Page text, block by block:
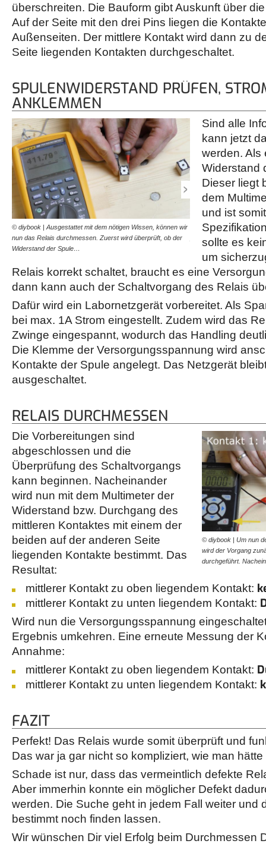
überschreiten. Die Bauform gibt Auskunft über
Auf der Seite mit den drei Pins liegen die
Außenseiten. Der mittlere Kontakt wird dann zu
Seite liegenden Kontakten durchgeschaltet.
SPULENWIDERSTAND PRÜFEN,
ANKLEMMEN
© diybook | Ausgestattet mit dem nötigen Wissen, können wir
nun das Relais durchmessen. Zuerst wird überprüft, ob der
Widerstand der Spule…
© diybook | Als nächstes
prüfen. Dazu muss eine
werden, die über ein…
Sind alle
kann jetzt
werden. Als
Widerstand
Dieser liegt
dem
und ist
sollte es
um
Relais korrekt schaltet, braucht es eine
dann kann auch der Schaltvorgang des Relais
Dafür wird ein Labornetzgerät vorbereitet. Als
bei max. 1A Strom eingestellt. Zudem wird das
Zwinge eingespannt, wodurch das Handling
Die Klemme der Versorgungsspannung wird
Kontakte der Spule angelegt. Das Netzgerät
ausgeschaltet.
RELAIS DURCHMESSEN
© diybook | Um nun
wird der Vorgang
durchgeführt.
Die Vorbereitungen sind
abgeschlossen und die
Überprüfung des Schaltvorgangs
kann beginnen. Nacheinander
wird nun mit dem Multimeter der
Widerstand bzw. Durchgang des
mittleren Kontaktes mit einem der
beiden auf der anderen Seite
liegenden Kontakte bestimmt. Das
Resultat:
mittlerer Kontakt zu oben liegendem Kontakt:
mittlerer Kontakt zu unten liegendem Kontakt:
Wird nun die Versorgungsspannung
Ergebnis umkehren. Eine erneute Messung der
Annahme:
mittlerer Kontakt zu oben liegendem Kontakt:
mittlerer Kontakt zu unten liegendem Kontakt:
FAZIT
Perfekt! Das Relais wurde somit überprüft und
Das war ja gar nicht so kompliziert, wie man
Schade ist nur, dass das vermeintlich defekte
Aber immerhin konnte ein möglicher Defekt
werden. Die Suche geht in jedem Fall weiter und
bestimmt noch finden lassen.
Wir wünschen Dir viel Erfolg beim Durchmessen